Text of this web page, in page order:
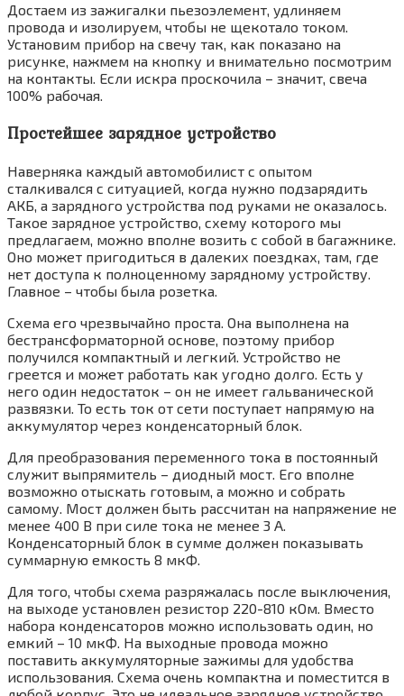
Достаем из зажигалки пьезоэлемент, удлиняем
провода и изолируем, чтобы не щекотало током.
Установим прибор на свечу так, как показано на
рисунке, нажмем на кнопку и внимательно посмотрим
на контакты. Если искра проскочила – значит, свеча
100% рабочая.
Простейшее зарядное устройство
Наверняка каждый автомобилист с опытом
сталкивался с ситуацией, когда нужно подзарядить
АКБ, а зарядного устройства под руками не оказалось.
Такое зарядное устройство, схему которого мы
предлагаем, можно вполне возить с собой в багажнике.
Оно может пригодиться в далеких поездках, там, где
нет доступа к полноценному зарядному устройству.
Главное – чтобы была розетка.
Схема его чрезвычайно проста. Она выполнена на
бестрансформаторной основе, поэтому прибор
получился компактный и легкий. Устройство не
греется и может работать как угодно долго. Есть у
него один недостаток – он не имеет гальванической
развязки. То есть ток от сети поступает напрямую на
аккумулятор через конденсаторный блок.
Для преобразования переменного тока в постоянный
служит выпрямитель – диодный мост. Его вполне
возможно отыскать готовым, а можно и собрать
самому. Мост должен быть рассчитан на напряжение не
менее 400 В при силе тока не менее 3 А.
Конденсаторный блок в сумме должен показывать
суммарную емкость 8 мкФ.
Для того, чтобы схема разряжалась после выключения,
на выходе установлен резистор 220-810 кОм. Вместо
набора конденсаторов можно использовать один, но
емкий – 10 мкФ. На выходные провода можно
поставить аккумуляторные зажимы для удобства
использования. Схема очень компактна и поместится в